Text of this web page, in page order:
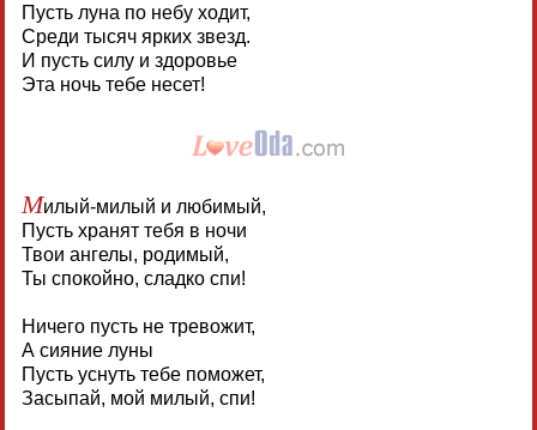
Пусть луна по небу ходит,
Среди тысяч ярких звезд.
И пусть силу и здоровье
Эта ночь тебе несет!
Милый-милый и любимый,
Пусть хранят тебя в ночи
Твои ангелы, родимый,
Ты спокойно, сладко спи!
Ничего пусть не тревожит,
А сияние луны
Пусть уснуть тебе поможет,
Засыпай, мой милый, спи!